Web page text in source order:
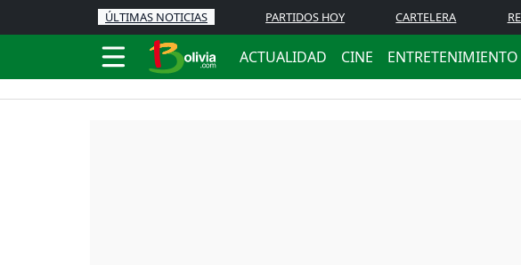
ÚLTIMAS NOTICIAS PARTIDOS HOY CARTELERA
ACTUALIDAD CINE ENTRETENIMIENTO